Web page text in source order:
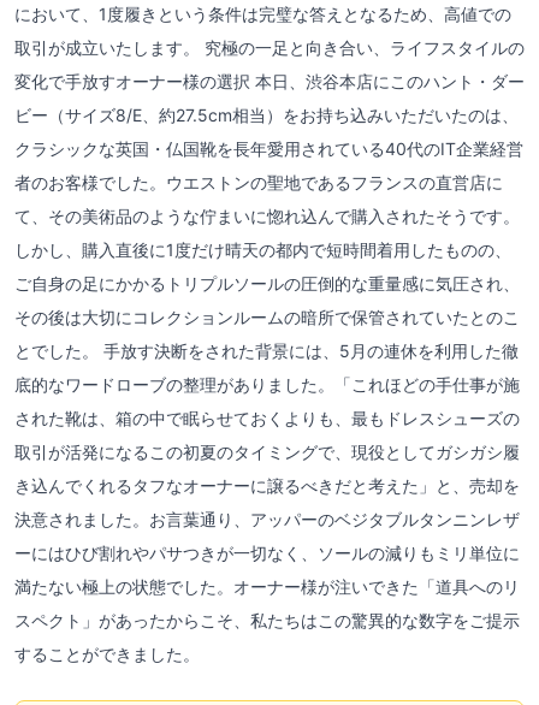
において、1度履きという条件は完璧な答えとなるため、高値での
取引が成立いたします。 究極の一足と向き合い、ライフスタイルの
変化で手放すオーナー様の選択 本日、渋谷本店にこのハント・ダー
ビー（サイズ8/E、約27.5cm相当）をお持ち込みいただいたのは、
クラシックな英国・仏国靴を長年愛用されている40代のIT企業経営
者のお客様でした。ウエストンの聖地であるフランスの直営店に
て、その美術品のような佇まいに惚れ込んで購入されたそうです。
しかし、購入直後に1度だけ晴天の都内で短時間着用したものの、
ご自身の足にかかるトリプルソールの圧倒的な重量感に気圧され、
その後は大切にコレクションルームの暗所で保管されていたとのこ
とでした。 手放す決断をされた背景には、5月の連休を利用した徹
底的なワードローブの整理がありました。「これほどの手仕事が施
された靴は、箱の中で眠らせておくよりも、最もドレスシューズの
取引が活発になるこの初夏のタイミングで、現役としてガシガシ履
き込んでくれるタフなオーナーに譲るべきだと考えた」と、売却を
決意されました。お言葉通り、アッパーのベジタブルタンニンレザ
ーにはひび割れやパサつきが一切なく、ソールの減りもミリ単位に
満たない極上の状態でした。オーナー様が注いできた「道具へのリ
スペクト」があったからこそ、私たちはこの驚異的な数字をご提示
することができました。